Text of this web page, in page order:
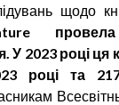
щодо
У 2023 році ця
році та